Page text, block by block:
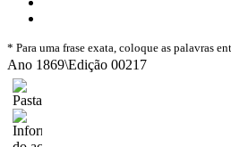
* Para uma frase exata, coloque as palavras
Ano 1869\Edição 00217